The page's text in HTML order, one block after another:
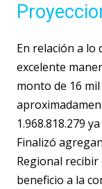
En relación a lo
excelente
monto de 16
1.968.818.279
Finalizó
Regional
beneficio a la